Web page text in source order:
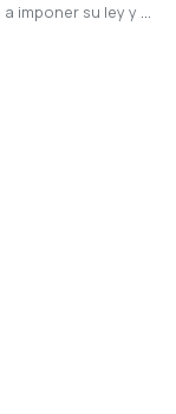
los 400 metros en Rusia